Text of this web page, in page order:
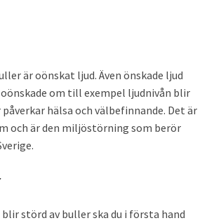
är oönskat ljud. Även önskade ljud
om till exempel ljudnivån blir
hälsa och välbefinnande. Det är
och är den miljöstörning som berör
störd av buller ska du i första hand